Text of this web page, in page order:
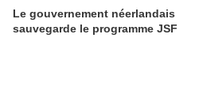
Le gouvernement néerlandais
sauvegarde le programme JSF